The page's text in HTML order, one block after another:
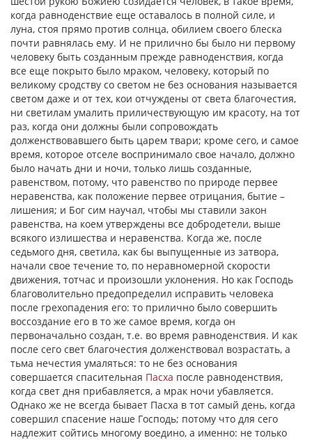
когда равноденствие еще оставалось в полной силе, и
луна, стоя прямо против солнца, обилием своего блеска
почти равнялась ему. И не прилично бы было ни первому
человеку быть созданным прежде равноденствия, когда
все еще покрыто было мраком, человеку, который по
великому сродству со светом не без основания называется
светом даже и от тех, кои отчуждены от света благочестия,
ни светилам умалить приличествующую им красоту, на тот
раз, когда они должны были сопровождать
долженствовавшего быть царем твари; кроме сего, и самое
время, которое отселе воспринимало свое начало, должно
было начать дни и ночи, только лишь созданные,
равенством, потому, что равенство по природе первее
неравенства, как положение первее отрицания, бытие –
лишения; и Бог сим научал, чтобы мы ставили закон
равенства, на коем утверждены все добродетели, выше
всякого излишества и неравенства. Когда же, после
седьмого дня, светила, как бы выпущенные из затвора,
начали свое течение то, по неравномерной скорости
движения, тотчас и произошли уклонения. Но как Господь
благоволительно предопределил исправить человека
после грехопадения его: то прилично было совершить
воссоздание его в то же самое время, когда он
первоначально создан, т.е. во время равноденствия. И как
после сего свет благочестия долженствовал возрастать, а
тьма нечестия умаляться: то не без основания
совершается спасительная Пасха после равноденствия,
когда свет дня прибавляется, а мрак ночи убавляется.
Однако же не всегда бывает Пасха в тот самый день, когда
совершил спасение наше Господь; потому что для сего
надлежит сойтись многому воедино, а именно: не только